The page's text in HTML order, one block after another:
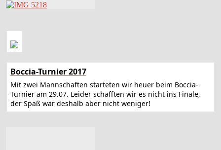
Boccia-Turnier 2017
Mit zwei Mannschaften starteten wir heuer beim Boccia-
Turnier am 29.07. Leider schafften wir es nicht ins Finale,
der Spaß war deshalb aber nicht weniger!